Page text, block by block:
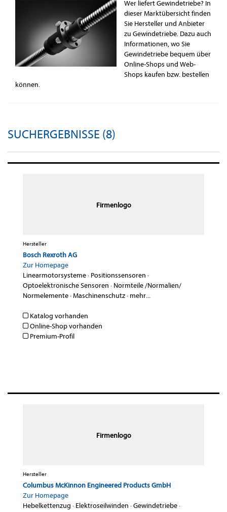
Wer liefert Gewindetriebe? In
dieser Marktübersicht finden
Sie Hersteller und Anbieter
zu Gewindetriebe. Dazu auch
Informationen, wo Sie
Gewindetriebe bequem über
Online-Shops und Web-
Shops kaufen bzw. bestellen
können.
SUCHERGEBNISSE (8)
Firmenlogo
Hersteller
Bosch Rexroth AG
Zur Homepage
Linearmotorsysteme· Positionssensoren ·
Optoelektronische Sensoren · Normteile /Normalien/
Normelemente·Maschinenschutz· mehr...
Katalog vorhanden
Online-Shop vorhanden
Premium-Profil
Firmenlogo
Hersteller
Columbus McKinnon Engineered Products GmbH
Zur Homepage
Hebelkettenzug · Elektroseilwinden ·Gewindetriebe·